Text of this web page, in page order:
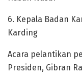
6. Kepala Badan
Karding
Acara pelantikan
Presiden, Gibran